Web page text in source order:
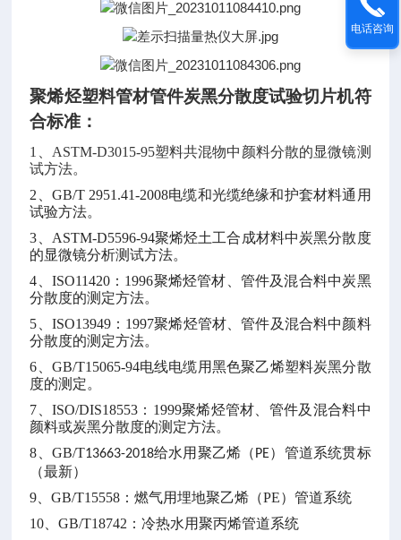
聚烯烃塑料管材管件炭黑分散度试验切片机符
合标准：
1、 ASTM-D3015-95塑料共混物中颜料分散的显微镜测
试方法。
2、 GB/T 2951.41-2008电缆和光缆绝缘和护套材料通用
试验方法。
3、 ASTM-D5596-94聚烯烃土工合成材料中炭黑分散度
的显微镜分析测试方法。
4、 ISO11420：1996聚烯烃管材、管件及混合料中炭黑
分散度的测定方法。
5、 ISO13949：1997聚烯烃管材、管件及混合料中颜料
分散度的测定方法。
6、 GB/T15065-94电线电缆用黑色聚乙烯塑料炭黑分散
度的测定。
7、ISO/DIS18553：1999聚烯烃管材、管件及混合料中
颜料或炭黑分散度的测定方法。
8、 GB/T13663-2018给水用聚乙烯（ PE）管道系统贯标
（最新）
9、GB/T15558：燃气用埋地聚乙烯（PE）管道系统
10、GB/T18742：冷热水用聚丙烯管道系统
电话咨询